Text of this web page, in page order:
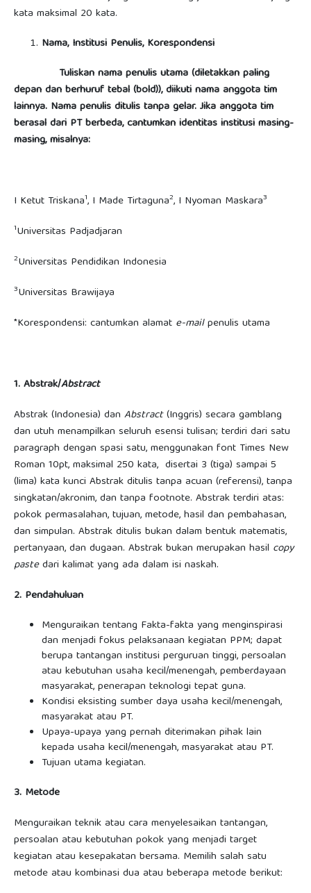
kata maksimal 20 kata.
Nama, Institusi Penulis, Korespondensi
Tuliskan nama penulis utama (diletakkan paling
depan dan berhuruf tebal (bold)), diikuti nama anggota tim
lainnya. Nama penulis ditulis tanpa gelar. Jika anggota tim
berasal dari PT berbeda, cantumkan identitas institusi masing-
masing, misalnya:
I Ketut Triskana1, I Made Tirtaguna2, I Nyoman Maskara3
1Universitas Padjadjaran
2Universitas Pendidikan Indonesia
3Universitas Brawijaya
*Korespondensi: cantumkan alamat e-mailpenulis utama
1. Abstrak/Abstract
Abstrak (Indonesia) dan Abstract(Inggris) secara gamblang
dan utuh menampilkan seluruh esensi tulisan; terdiri dari satu
paragraph dengan spasi satu, menggunakan font Times New
Roman 10pt, maksimal 250 kata, disertai 3 (tiga) sampai 5
(lima) kata kunci Abstrak ditulis tanpa acuan (referensi), tanpa
singkatan/akronim, dan tanpa footnote. Abstrak terdiri atas:
pokok permasalahan, tujuan, metode, hasil dan pembahasan,
dan simpulan. Abstrak ditulis bukan dalam bentuk matematis,
pertanyaan, dan dugaan. Abstrak bukan merupakan hasil copy
pastedari kalimat yang ada dalam isi naskah.
2. Pendahuluan
Menguraikan tentang Fakta-fakta yang menginspirasi
dan menjadi fokus pelaksanaan kegiatan PPM; dapat
berupa tantangan institusi perguruan tinggi, persoalan
atau kebutuhan usaha kecil/menengah, pemberdayaan
masyarakat, penerapan teknologi tepat guna.
Kondisi eksisting sumber daya usaha kecil/menengah,
masyarakat atau PT.
Upaya-upaya yang pernah diterimakan pihak lain
kepada usaha kecil/menengah, masyarakat atau PT.
Tujuan utama kegiatan.
3. Metode
Menguraikan teknik atau cara menyelesaikan tantangan,
persoalan atau kebutuhan pokok yang menjadi target
kegiatan atau kesepakatan bersama. Memilih salah satu
metode atau kombinasi dua atau beberapa metode berikut: